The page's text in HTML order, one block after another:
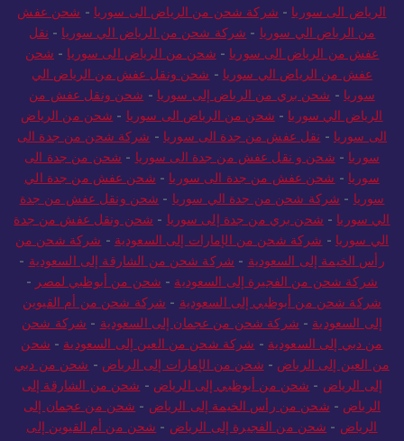
الرياض الى سوريا - شركة شحن من الرياض الى سوريا - شحن عفش
من الرياض الي سوريا - شركة شحن من الرياض الي سوريا - نقل
عفش من الرياض الى سوريا - شحن من الرياض الى سوريا - شحن
عفش من الرياض الي سوريا - شحن ونقل عفش من الرياض الي
سوريا - شحن بري من الرياض إلى سوريا - شحن ونقل عفش من
الرياض الي سوريا - شحن من الرياض الى سوريا - شحن من الرياض
الى سوريا - نقل عفش من جدة الى سوريا - شركة شحن من جدة الى
سوريا - شحن و نقل عفش من جدة الى سوريا - شحن من جدة الى
سوريا - شحن عفش من جدة الى سوريا - شحن عفش من جدة الي
سوريا - شركة شحن من جدة الي سوريا - شحن ونقل عفش من جدة
الي سوريا - شحن بري من جدة إلى سوريا - شحن ونقل عفش من جدة
الي سوريا - شركة شحن من الإمارات إلى السعودية - شركة شحن من
رأس الخيمة إلى السعودية - شركة شحن من الشارقة إلى السعودية -
شركة شحن من الفجيرة إلى السعودية - شحن من أبوظبي لمصر -
شركة شحن من أبوظبي إلى السعودية - شركة شحن من أم القيوين
إلى السعودية - شركة شحن من عجمان إلى السعودية - شركة شحن
من دبي إلى السعودية - شركة شحن من العين إلى السعودية - شحن
من العين إلى الرياض - شحن من الإمارات إلى الرياض - شحن من دبي
إلى الرياض - شحن من أبوظبي إلى الرياض - شحن من الشارقة إلى
الرياض - شحن من رأس الخيمة إلى الرياض - شحن من عجمان إلى
الرياض - شحن من الفجيرة إلى الرياض - شحن من أم القيوين إلى